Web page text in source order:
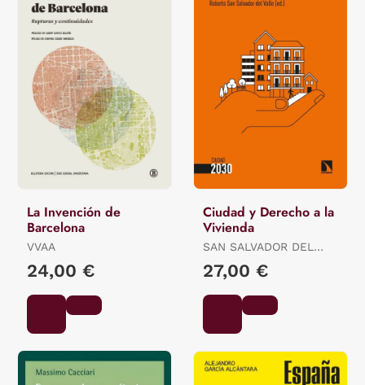
La Invención de
Barcelona
VVAA
24,00 €
Ciudad y Derecho a la
Vivienda
SAN SALVADOR DEL
27,00 €